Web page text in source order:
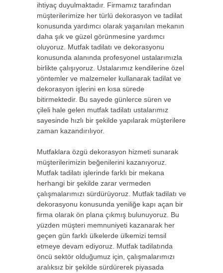
ihtiyaç duyulmaktadır. Firmamız tarafından
müşterilerimize her türlü dekorasyon ve tadilat
konusunda yardımcı olarak yaşanılan mekanın
daha şık ve güzel görünmesine yardımcı
oluyoruz. Mutfak tadilatı ve dekorasyonu
konusunda alanında profesyonel ustalarımızla
birlikte çalışıyoruz. Ustalarımız kendilerine özel
yöntemler ve malzemeler kullanarak tadilat ve
dekorasyon işlerini en kısa sürede
bitirmektedir. Bu sayede günlerce süren ve
çileli hale gelen mutfak tadilatı ustalarımız
sayesinde hızlı bir şekilde yapılarak müşterilere
zaman kazandırılıyor.
Mutfaklara özgü dekorasyon hizmeti sunarak
müşterilerimizin beğenilerini kazanıyoruz.
Mutfak tadilatı işlerinde farklı bir mekana
herhangi bir şekilde zarar vermeden
çalışmalarımızı sürdürüyoruz. Mutfak tadilatı ve
dekorasyonu konusunda yeniliğe kapı açan bir
firma olarak ön plana çıkmış bulunuyoruz. Bu
yüzden müşteri memnuniyeti kazanarak her
geçen gün farklı ülkelerde ülkemizi temsil
etmeye devam ediyoruz. Mutfak tadilatında
öncü sektör olduğumuz için, çalışmalarımızı
aralıksız bir şekilde sürdürerek piyasada